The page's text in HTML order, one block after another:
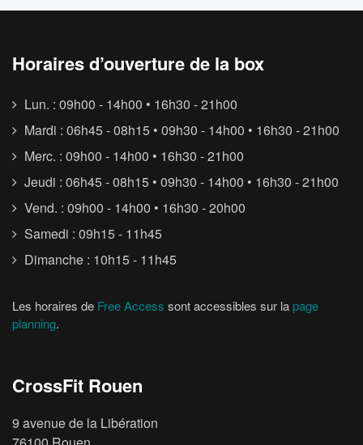
Horaires d’ouverture de la box
Lun. : 09h00 - 14h00 • 16h30 - 21h00
Mardi : 06h45 - 08h15 • 09h30 - 14h00 • 16h30 - 21h00
Merc. : 09h00 - 14h00 • 16h30 - 21h00
Jeudi : 06h45 - 08h15 • 09h30 - 14h00 • 16h30 - 21h00
Vend. : 09h00 - 14h00 • 16h30 - 20h00
Samedi : 09h15 - 11h45
Dimanche : 10h15 - 11h45
Les horaires de Free Access sont accessibles sur la page
planning.
CrossFit Rouen
9 avenue de la Libération